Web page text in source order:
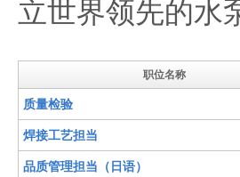
立世界领先的水
职位名称
质量检验
焊接工艺担当
品质管理担当（日语）